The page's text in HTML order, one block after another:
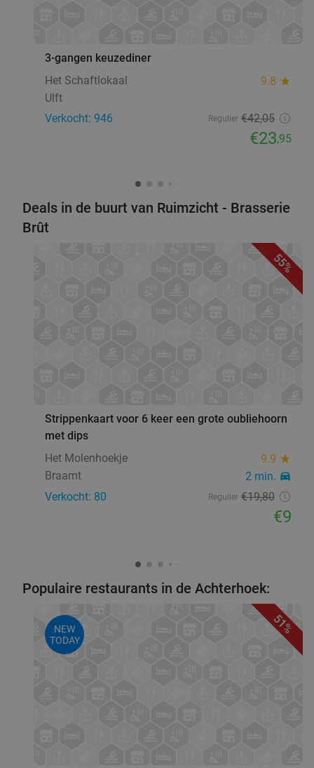
3-gangen keuzediner
Het Schaftlokaal
9.8 star
Ulft
Verkocht: 946
Regulier €42,05
€23,95
Deals in de buurt van Ruimzicht - Brasserie
Brût
55%
Strippenkaart voor 6 keer een grote oubliehoorn
met dips
Het Molenhoekje
9.9 star
Braamt 2 min. directions_car
Verkocht: 80 Regulier €19,80
€9
Populaire restaurants in de Achterhoek:
51%
NEW
TODAY